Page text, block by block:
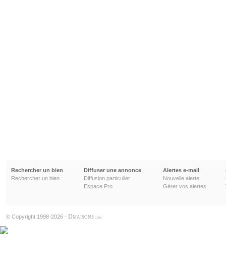
Rechercher un bien
Rechercher un bien
Diffuser une annonce
Diffusion particulier
Espace Pro
Alertes e-mail
Nouvelle alerte
Gérer vos alertes
© Copyright 1998-2026 - DMAISONS .COM